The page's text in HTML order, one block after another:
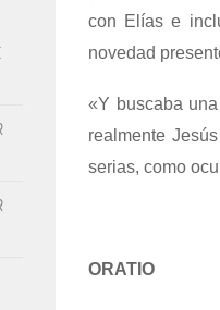
con Elías e
novedad
«Y buscaba
realmente
serias, como
ORATIO